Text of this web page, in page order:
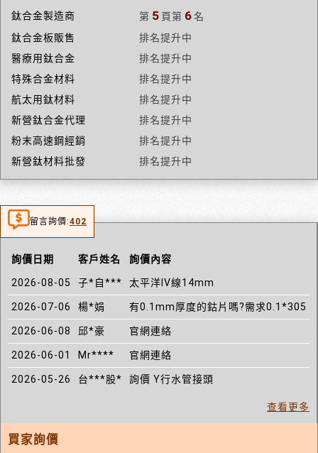
鈦合金製造商 第 5 頁第 6名
鈦合金板販售
排名提升中
醫療用鈦合金
排名提升中
特殊合金材料
排名提升中
航太用鈦材料
排名提升中
新營鈦合金代理
排名提升中
粉末高速鋼經銷
排名提升中
新營鈦材料批發
排名提升中
留言詢價:402
詢價日期 客戶姓名 詢價內容
2026-08-05 子*自*** 太平洋IV線14mm
2026-07-06 楊*娟 有0.1mm厚度的鈷片嗎?需求0.1*305
2026-06-08 邱*豪 官網連絡
2026-06-01 Mr**** 官網連絡
2026-05-26 台***股* 詢價 Y行水管接頭
查看更多
買家詢價